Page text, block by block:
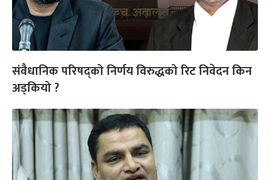
संवैधानिक परिषद्को निर्णय विरुद्धको रिट निवेदन किन
अड्कियो ?